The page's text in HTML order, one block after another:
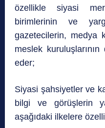
özellikle siyasi
birimlerinin ve
gazetecilerin, medya
meslek
eder;
Siyasi şahsiyetler ve
bilgi ve görüşlerin
aşağıdaki ilkelere